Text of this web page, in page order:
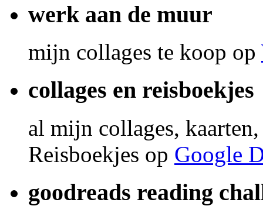
werk aan de muur
mijn collages te koop op
collages en reisboekjes
al mijn collages,
Reisboekjes op Google
goodreads reading